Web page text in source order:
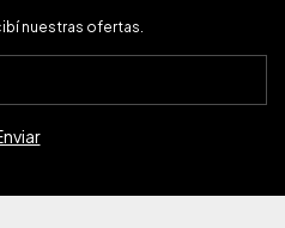
nuestras ofertas.